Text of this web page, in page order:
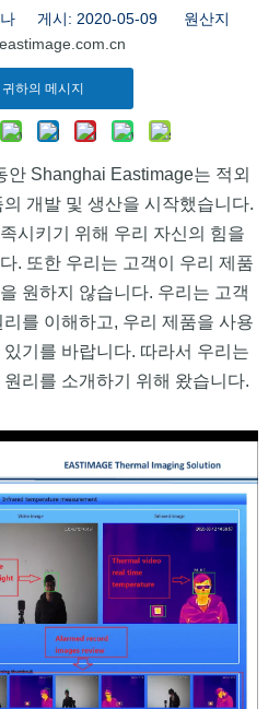
게시: 2020-05-09 원산지
귀하의 메시지
안 Shanghai Eastimage는 적외
개발 및 생산을 시작했습니다.
시키기 위해 우리 자신의 힘을
. 또한 우리는 고객이 우리 제품
원하지 않습니다. 우리는 고객
를 이해하고, 우리 제품을 사용
기를 바랍니다. 따라서 우리는
리를 소개하기 위해 왔습니다.